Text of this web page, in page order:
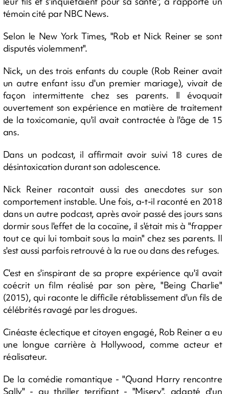
témoin cité par NBC News.
Selon le New York Times, "Rob et Nick Reiner se sont
disputés violemment".
Nick, un des trois enfants du couple (Rob Reiner avait
un autre enfant issu d'un premier mariage), vivait de
façon intermittente chez ses parents. Il évoquait
ouvertement son expérience en matière de traitement
de la toxicomanie, qu'il avait contractée à l'âge de 15
ans.
Dans un podcast, il affirmait avoir suivi 18 cures de
désintoxication durant son adolescence.
Nick Reiner racontait aussi des anecdotes sur son
comportement instable. Une fois, a-t-il raconté en 2018
dans un autre podcast, après avoir passé des jours sans
dormir sous l'effet de la cocaïne, il s'était mis à "frapper
tout ce qui lui tombait sous la main" chez ses parents. Il
s'est aussi parfois retrouvé à la rue ou dans des refuges.
C'est en s'inspirant de sa propre expérience qu'il avait
coécrit un film réalisé par son père, "Being Charlie"
(2015), qui raconte le difficile rétablissement d'un fils de
célébrités ravagé par les drogues.
Cinéaste éclectique et citoyen engagé, Rob Reiner a eu
une longue carrière à Hollywood, comme acteur et
réalisateur.
De la comédie romantique - "Quand Harry rencontre
Sally" - au thriller terrifiant - "Misery", adapté d'un